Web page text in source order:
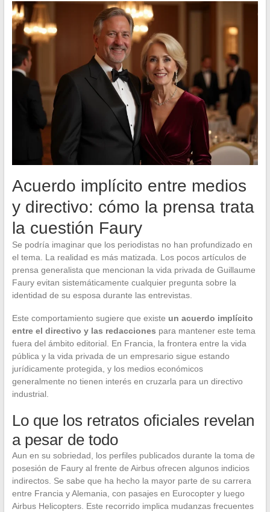
Acuerdo implícito entre medios
y directivo: cómo la prensa trata
la cuestión Faury
Se podría imaginar que los periodistas no han profundizado en
el tema. La realidad es más matizada. Los pocos artículos de
prensa generalista que mencionan la vida privada de Guillaume
Faury evitan sistemáticamente cualquier pregunta sobre la
identidad de su esposa durante las entrevistas.
Este comportamiento sugiere que existe un acuerdo implícito
entre el directivo y las redacciones para mantener este tema
fuera del ámbito editorial. En Francia, la frontera entre la vida
pública y la vida privada de un empresario sigue estando
jurídicamente protegida, y los medios económicos
generalmente no tienen interés en cruzarla para un directivo
industrial.
Lo que los retratos oficiales revelan
a pesar de todo
Aun en su sobriedad, los perfiles publicados durante la toma de
posesión de Faury al frente de Airbus ofrecen algunos indicios
indirectos. Se sabe que ha hecho la mayor parte de su carrera
entre Francia y Alemania, con pasajes en Eurocopter y luego
Airbus Helicopters. Este recorrido implica mudanzas frecuentes